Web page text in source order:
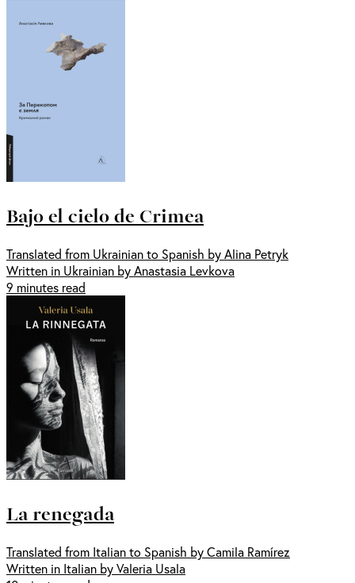
Bajo el cielo de Crimea
Translated from Ukrainian to Spanish by Alina Petryk
Written in Ukrainian by Anastasia Levkova
9 minutes read
La renegada
Translated from Italian to Spanish by Camila Ramírez
Written in Italian by Valeria Usala